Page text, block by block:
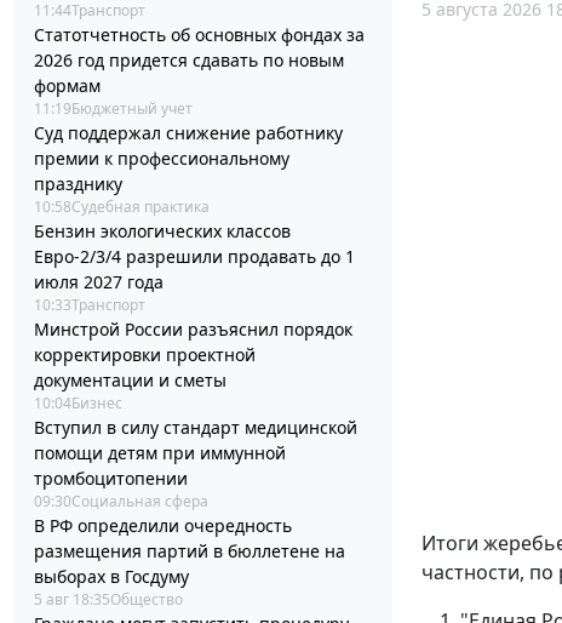
11:44Транспорт
Статотчетность об основных фондах за
2026 год придется сдавать по новым
формам
11:19Бюджетный учет
Суд поддержал снижение работнику
премии к профессиональному
празднику
10:58Судебная практика
Бензин экологических классов
Евро-2/3/4 разрешили продавать до 1
июля 2027 года
10:33Транспорт
Минстрой России разъяснил порядок
корректировки проектной
документации и сметы
10:04Бизнес
Вступил в силу стандарт медицинской
помощи детям при иммунной
тромбоцитопении
09:30Социальная сфера
В РФ определили очередность
размещения партий в бюллетене на
выборах в Госдуму
5 авг 18:35Общество
5 августа 2026
Итоги
частности,